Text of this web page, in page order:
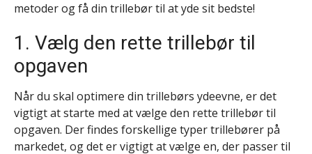
metoder og få din trillebør til at yde sit bedste!
1. Vælg den rette trillebør til
opgaven
Når du skal optimere din trillebørs ydeevne, er det
vigtigt at starte med at vælge den rette trillebør til
opgaven. Der findes forskellige typer trillebører på
markedet, og det er vigtigt at vælge en, der passer til